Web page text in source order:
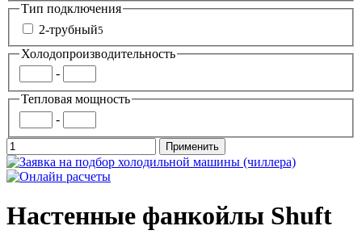
Тип подключения
2-трубный5
Холодопроизводительность
-
Тепловая мощность
-
Настенные фанкойлы Shuft